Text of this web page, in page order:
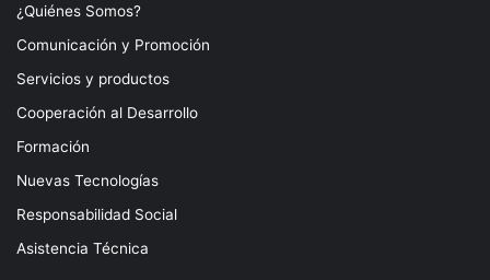
¿Quiénes Somos?
Comunicación y Promoción
Servicios y productos
Cooperación al Desarrollo
Formación
Nuevas Tecnologías
Responsabilidad Social
Asistencia Técnica